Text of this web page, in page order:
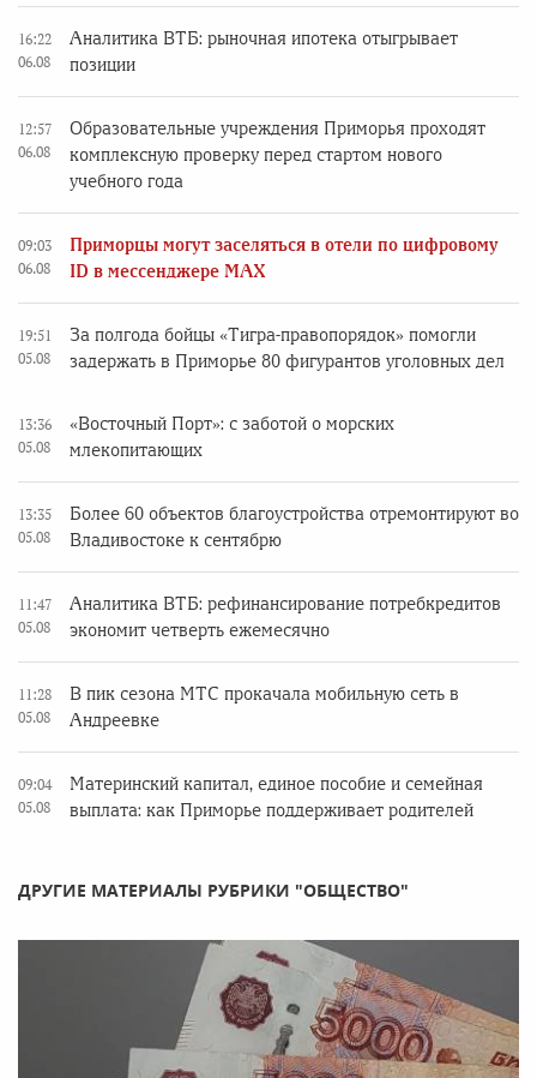
16:22
06.08
Аналитика ВТБ: рыночная ипотека отыгрывает
позиции
12:57
06.08
Образовательные учреждения Приморья проходят
комплексную проверку перед стартом нового
учебного года
09:03
06.08
Приморцы могут заселяться в отели по цифровому
ID в мессенджере MAX
19:51
05.08
За полгода бойцы «Тигра-правопорядок» помогли
задержать в Приморье 80 фигурантов уголовных дел
13:36
05.08
«Восточный Порт»: с заботой о морских
млекопитающих
13:35
05.08
Более 60 объектов благоустройства отремонтируют во
Владивостоке к сентябрю
11:47
05.08
Аналитика ВТБ: рефинансирование потребкредитов
экономит четверть ежемесячно
11:28
05.08
В пик сезона МТС прокачала мобильную сеть в
Андреевке
09:04
05.08
Материнский капитал, единое пособие и семейная
выплата: как Приморье поддерживает родителей
ДРУГИЕ МАТЕРИАЛЫ РУБРИКИ "ОБЩЕСТВО"